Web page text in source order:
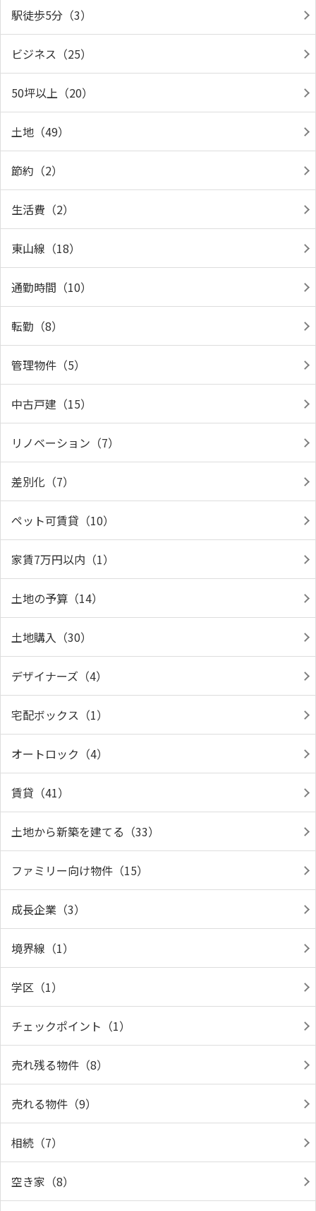
駅徒歩5分（3）
ビジネス（25）
50坪以上（20）
土地（49）
節約（2）
生活費（2）
東山線（18）
通勤時間（10）
転勤（8）
管理物件（5）
中古戸建（15）
リノベーション（7）
差別化（7）
ペット可賃貸（10）
家賃7万円以内（1）
土地の予算（14）
土地購入（30）
デザイナーズ（4）
宅配ボックス（1）
オートロック（4）
賃貸（41）
土地から新築を建てる（33）
ファミリー向け物件（15）
成長企業（3）
境界線（1）
学区（1）
チェックポイント（1）
売れ残る物件（8）
売れる物件（9）
相続（7）
空き家（8）